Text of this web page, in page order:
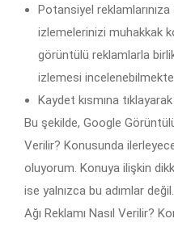
Potansiyel
izlemelerinizi muhakkak
görüntülü reklamlarla
izlemesi
Kaydet kısmına tıklayarak
Bu şekilde, Google
Verilir? Konusunda
oluyorum. Konuya ilişkin
ise yalnızca bu adımlar
Ağı Reklamı Nasıl Verilir?